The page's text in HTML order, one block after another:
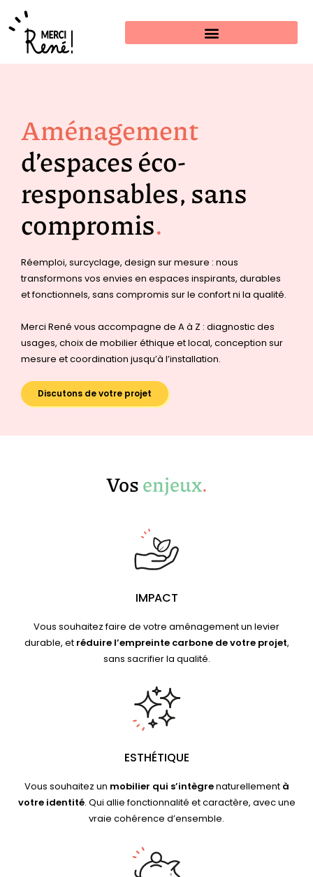
Aménagement
d’espaces éco-
responsables, sans
compromis.
Réemploi, surcyclage, design sur mesure : nous
transformons vos envies en espaces inspirants, durables
et fonctionnels, sans compromis sur le confort ni la qualité.
Merci René vous accompagne de A à Z : diagnostic des
usages, choix de mobilier éthique et local, conception sur
mesure et coordination jusqu’à l’installation.
Discutons de votre projet
Vosenjeux.
IMPACT
Vous souhaitez faire de votre aménagement un levier
durable, et réduire l’empreinte carbone de votre projet,
sans sacrifier la qualité.
ESTHÉTIQUE
Vous souhaitez un mobilier qui s’intègrenaturellement à
votre identité. Qui allie fonctionnalité et caractère, avec une
vraie cohérence d’ensemble.